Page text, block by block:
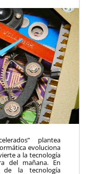
plantea
evoluciona
a la tecnología
del mañana. En
de la tecnología